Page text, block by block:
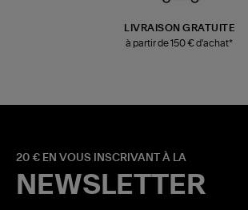
LIVRAISON GRATUITE
à partir de 150 € d'achat*
20 € EN VOUS INSCRIVANT À LA
NEWSLETTER